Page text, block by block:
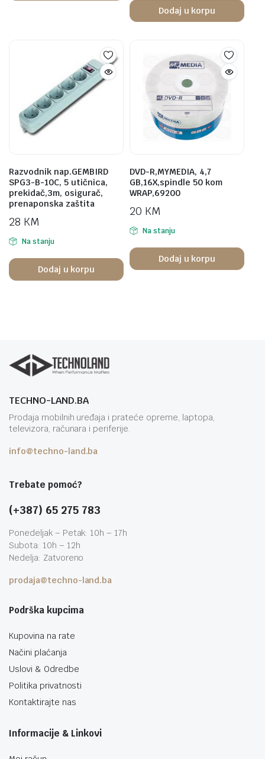
Dodaj u korpu
Razvodnik nap.GEMBIRD
SPG3-B-10C, 5 utičnica,
prekidač,3m, osigurač,
prenaponska zaštita
28 KM
Na stanju
Dodaj u korpu
DVD-R,MYMEDIA, 4,7
GB,16X,spindle 50 kom
WRAP,69200
20 KM
Na stanju
Dodaj u korpu
TECHNO-LAND.BA
Prodaja mobilnih uređaja i prateće opreme, laptopa,
televizora, računara i periferije.
info@techno-land.ba
Trebate pomoć?
(+387) 65 275 783
Ponedeljak – Petak: 10h – 17h
Subota: 10h – 12h
Nedelja: Zatvoreno
prodaja@techno-land.ba
Podrška kupcima
Kupovina na rate
Načini plaćanja
Uslovi & Odredbe
Politika privatnosti
Kontaktirajte nas
Informacije & Linkovi